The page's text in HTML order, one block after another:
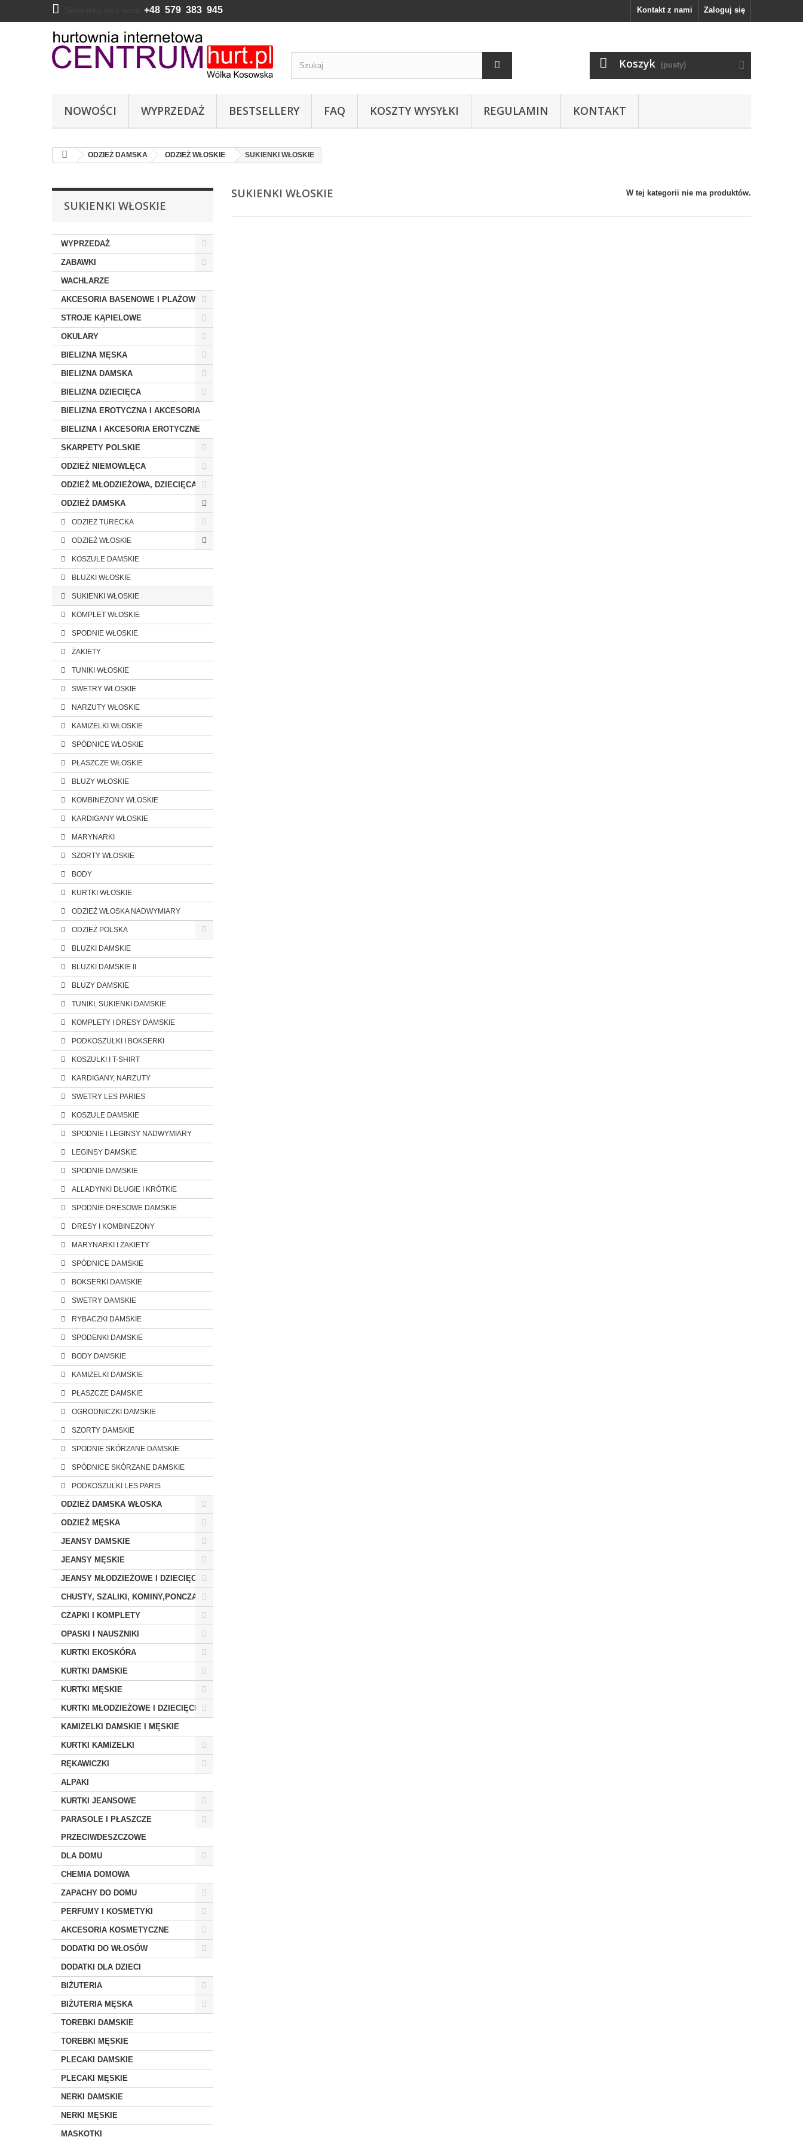
Zaloguj się
Kontakt z nami
+48 579 383 945
Koszyk (pusty)
NOWOŚCI WYPRZEDAŻ BESTSELLERY FAQ KOSZTY WYSYŁKI REGULAMIN KONTAKT
ODZIEŻ DAMSKA ODZIEŻ WŁOSKIE SUKIENKI WŁOSKIE
SUKIENKI WŁOSKIE
WYPRZEDAŻ
ZABAWKI
WACHLARZE
AKCESORIA BASENOWE I PLAŻOWE
STROJE KĄPIELOWE
OKULARY
BIELIZNA MĘSKA
BIELIZNA DAMSKA
BIELIZNA DZIECIĘCA
BIELIZNA EROTYCZNA I AKCESORIA
BIELIZNA I AKCESORIA EROTYCZNE
SKARPETY POLSKIE
ODZIEŻ NIEMOWLĘCA
ODZIEŻ MŁODZIEŻOWA, DZIECIĘCA
ODZIEŻ DAMSKA
ODZIEŻ TURECKA
ODZIEŻ WŁOSKIE
KOSZULE DAMSKIE
BLUZKI WŁOSKIE
SUKIENKI WŁOSKIE
KOMPLET WŁOSKIE
SPODNIE WŁOSKIE
ŻAKIETY
TUNIKI WŁOSKIE
SWETRY WŁOSKIE
NARZUTY WŁOSKIE
KAMIZELKI WŁOSKIE
SPÓDNICE WŁOSKIE
PŁASZCZE WŁOSKIE
BLUZY WŁOSKIE
KOMBINEZONY WŁOSKIE
KARDIGANY WŁOSKIE
MARYNARKI
SZORTY WŁOSKIE
BODY
KURTKI WŁOSKIE
ODZIEŻ WŁOSKA NADWYMIARY
ODZIEŻ POLSKA
BLUZKI DAMSKIE
BLUZKI DAMSKIE II
BLUZY DAMSKIE
TUNIKI, SUKIENKI DAMSKIE
KOMPLETY I DRESY DAMSKIE
PODKOSZULKI I BOKSERKI
KOSZULKI I T-SHIRT
KARDIGANY, NARZUTY
SWETRY LES PARIES
KOSZULE DAMSKIE
SPODNIE I LEGINSY NADWYMIARY
LEGINSY DAMSKIE
SPODNIE DAMSKIE
ALLADYNKI DŁUGIE I KRÓTKIE
SPODNIE DRESOWE DAMSKIE
DRESY I KOMBINEZONY
MARYNARKI I ŻAKIETY
SPÓDNICE DAMSKIE
BOKSERKI DAMSKIE
SWETRY DAMSKIE
RYBACZKI DAMSKIE
SPODENKI DAMSKIE
BODY DAMSKIE
KAMIZELKI DAMSKIE
PŁASZCZE DAMSKIE
OGRODNICZKI DAMSKIE
SZORTY DAMSKIE
SPODNIE SKÓRZANE DAMSKIE
SPÓDNICE SKÓRZANE DAMSKIE
PODKOSZULKI LES PARIS
ODZIEŻ DAMSKA WŁOSKA
ODZIEŻ MĘSKA
JEANSY DAMSKIE
JEANSY MĘSKIE
JEANSY MŁODZIEŻOWE I DZIECIĘCE
CHUSTY, SZALIKI, KOMINY,PONCZA
CZAPKI I KOMPLETY
OPASKI I NAUSZNIKI
KURTKI EKOSKÓRA
KURTKI DAMSKIE
KURTKI MĘSKIE
KURTKI MŁODZIEŻOWE I DZIECIĘCE
KAMIZELKI DAMSKIE I MĘSKIE
KURTKI KAMIZELKI
RĘKAWICZKI
ALPAKI
KURTKI JEANSOWE
PARASOLE I PŁASZCZE
PRZECIWDESZCZOWE
DLA DOMU
CHEMIA DOMOWA
ZAPACHY DO DOMU
PERFUMY I KOSMETYKI
AKCESORIA KOSMETYCZNE
DODATKI DO WŁOSÓW
DODATKI DLA DZIECI
BIŻUTERIA
BIŻUTERIA MĘSKA
TOREBKI DAMSKIE
TOREBKI MĘSKIE
PLECAKI DAMSKIE
PLECAKI MĘSKIE
NERKI DAMSKIE
NERKI MĘSKIE
MASKOTKI
SUKIENKI WŁOSKIE W tej kategorii nie ma produktów.